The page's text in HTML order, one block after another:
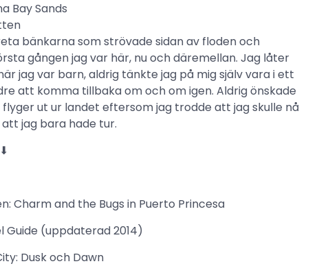
Bay Sands
bänkarna som strövade sidan av floden och
gången jag var här, nu och däremellan. Jag låter
jag var barn, aldrig tänkte jag på mig själv vara i ett
att komma tillbaka om och om igen. Aldrig önskade
ut ur landet eftersom jag trodde att jag skulle nå
jag bara hade tur.
Charm and the Bugs in Puerto Princesa
Guide (uppdaterad 2014)
Dusk och Dawn